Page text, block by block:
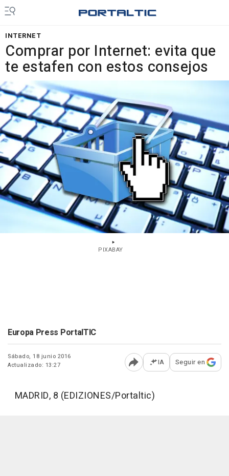
INTERNET
Comprar por Internet: evita que
te estafen con estos consejos
PIXABAY
Europa Press PortalTIC
Sábado, 18 junio 2016
Actualizado: 13:27
Abrir opciones para
IA Seguir en
MADRID, 8 (EDIZIONES/Portaltic)